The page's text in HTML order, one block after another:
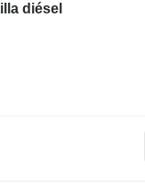
diésel